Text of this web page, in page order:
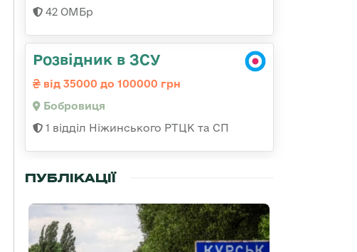
42 ОМБр
Розвідник в ЗСУ
від 35000 до 100000 грн
Бобровиця
1 відділ Ніжинського РТЦК та СП
ПУБЛІКАЦІЇ